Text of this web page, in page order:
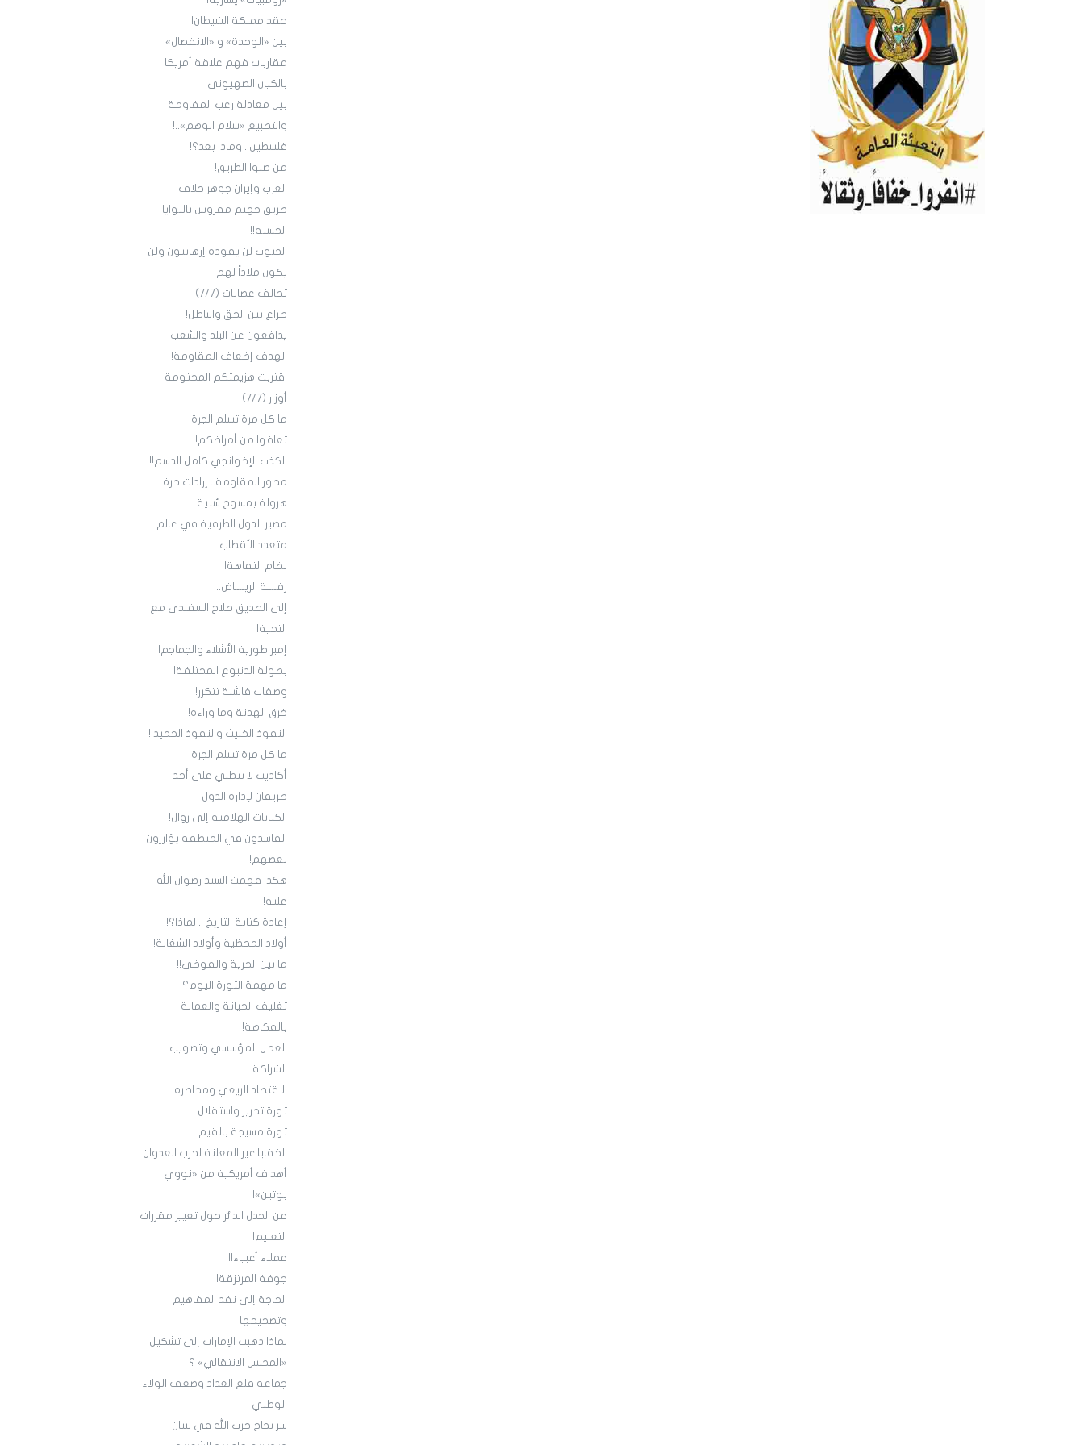
حقد مملكة الشيطان!
بين «الوحدة» و «الانفصال»
مقاربات فهم علاقة أمريكا
بالكيان الصهيوني!
بين معادلة رعب المقاومة
والتطبيع «سلام الوهم»..!
فلسطين.. وماذا بعد؟!
من ضلوا الطريق!
الغرب وإيران جوهر خلاف
طريق جهنم مفروش بالنوايا
الحسنة!!
الجنوب لن يقوده إرهابيون ولن
يكون ملاذاً لهم!
تحالف عصابات (7/7)
صراع بين الحق والباطل!
يدافعون عن البلد والشعب
الهدف إضعاف المقاومة!
اقتربت هزيمتكم المحتومة
أوزار (7/7)
ما كل مرة تسلم الجرة!
تعافوا من أمراضكم!
الكذب الإخوانجي كامل الدسم!!
محور المقاومة.. إرادات حرة
هرولة بمسوح سُنية
مصير الدول الطرفية في عالم
متعدد الأقطاب
نظام التفاهة!
زفــــة الريــــاض..!
إلى الصديق صلاح السقلدي مع
التحية!
إمبراطورية الأشلاء والجماجم!
بطولة الدنبوع المختلقة!
وصفات فاشلة تتكرر!
خرق الهدنة وما وراءه!
النفوذ الخبيث والنفوذ الحميد!!
ما كل مرة تسلم الجرة!
أكاذيب لا تنطلي على أحد
طريقان لإدارة الدول
الكيانات الهلامية إلى زوال!
الفاسدون في المنطقة يؤازرون
بعضهم!
هكذا فهمت السيد رضوان الله
عليه!
إعادة كتابة التاريخ .. لماذا؟!
أولاد المحظية وأولاد الشغالة!
ما بين الحرية والفوضى!!
ما مهمة الثورة اليوم؟!
تغليف الخيانة والعمالة
بالفكاهة!
العمل المؤسسي وتصويب
الشراكة
الاقتصاد الريعي ومخاطره
ثورة تحرير واستقلال
ثورة مسيجة بالقيم
الخفايا غير المعلنة لحرب العدوان
أهداف أمريكية من «نووي
بوتين»!
عن الجدل الدائر حول تغيير مقررات
التعليم!
عملاء أغبياء!!
جوقة المرتزقة!
الحاجة إلى نقد المفاهيم
وتصحيحها
لماذا ذهبت الإمارات إلى تشكيل
«المجلس الانتقالي» ؟
جماعة قلع العداد وضعف الولاء
الوطني
سر نجاح حزب الله في لبنان